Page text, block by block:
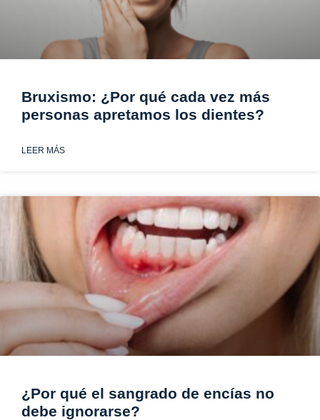
Bruxismo: ¿Por qué cada vez más
personas apretamos los dientes?
LEER MÁS
¿Por qué el sangrado de encías no
debe ignorarse?